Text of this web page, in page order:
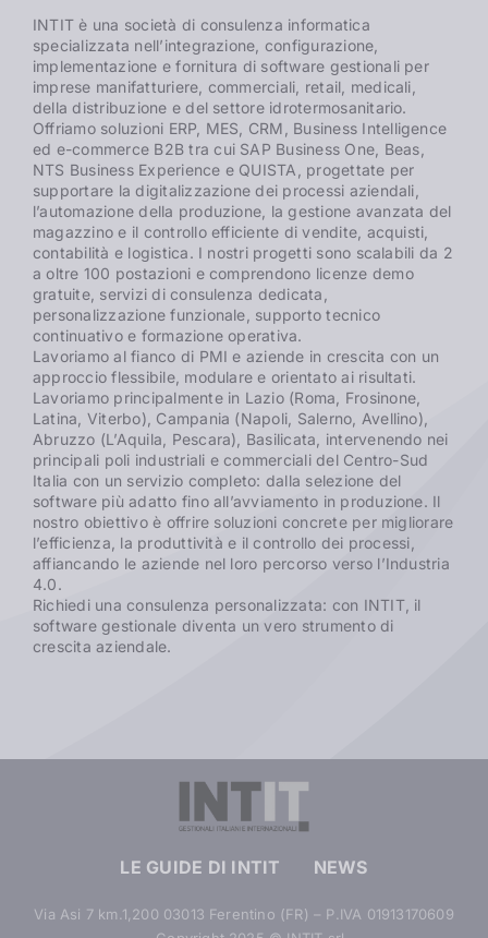
INTIT è una società di consulenza informatica
specializzata nell’integrazione, configurazione,
implementazione e fornitura di software gestionali per
imprese manifatturiere, commerciali, retail, medicali,
della distribuzione e del settore idrotermosanitario.
Offriamo soluzioni ERP, MES, CRM, Business Intelligence
ed e-commerce B2B tra cui SAP Business One, Beas,
NTS Business Experience e QUISTA, progettate per
supportare la digitalizzazione dei processi aziendali,
l’automazione della produzione, la gestione avanzata del
magazzino e il controllo efficiente di vendite, acquisti,
contabilità e logistica. I nostri progetti sono scalabili da 2
a oltre 100 postazioni e comprendono licenze demo
gratuite, servizi di consulenza dedicata,
personalizzazione funzionale, supporto tecnico
continuativo e formazione operativa.
Lavoriamo al fianco di PMI e aziende in crescita con un
approccio flessibile, modulare e orientato ai risultati.
Lavoriamo principalmente in Lazio (Roma, Frosinone,
Latina, Viterbo), Campania (Napoli, Salerno, Avellino),
Abruzzo (L’Aquila, Pescara), Basilicata, intervenendo nei
principali poli industriali e commerciali del Centro-Sud
Italia con un servizio completo: dalla selezione del
software più adatto fino all’avviamento in produzione. Il
nostro obiettivo è offrire soluzioni concrete per migliorare
l’efficienza, la produttività e il controllo dei processi,
affiancando le aziende nel loro percorso verso l’Industria
4.0.
Richiedi una consulenza personalizzata: con INTIT, il
software gestionale diventa un vero strumento di
crescita aziendale.
LE GUIDE DI INTIT NEWS
Via Asi 7 km.1,200 03013 Ferentino (FR) – P.IVA 01913170609